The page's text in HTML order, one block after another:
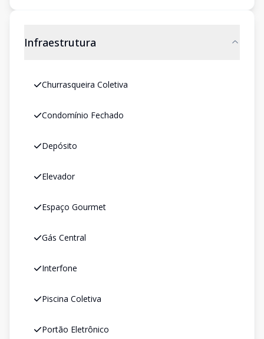
Infraestrutura
Churrasqueira Coletiva
Condomínio Fechado
Depósito
Elevador
Espaço Gourmet
Gás Central
Interfone
Piscina Coletiva
Portão Eletrônico